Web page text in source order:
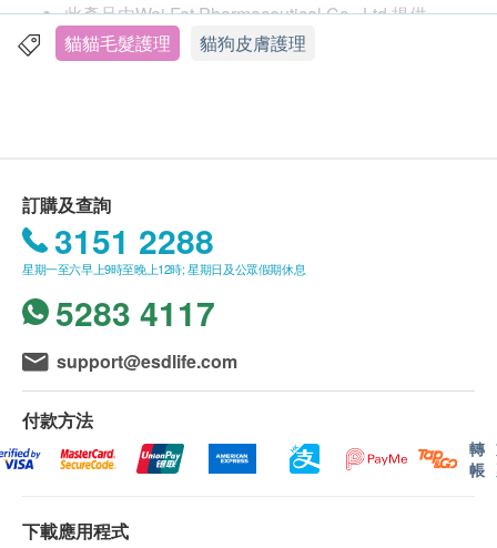
效，可減輕過敏、紅腫和搔癢等常見症狀，同時驅除
跳蚤、蜱、蟎等，亦適用於濕疹、蚊叮蟲咬、皮炎以
上，輕輕塗抹後即能迅速被皮膚吸收，配方溫和，無
西藥成分，不含類固醇、重金屬及抗生素，舔食無
害，寵物可安心使用。
舒緩痕癢紅腫、濕疹、蚊叮蟲咬、皮炎
修復乾裂及輕微刮傷、擦傷
驅除跳蚤、蜱、蟎等
純天然成分，無西藥成分
不含類固醇及重金屬
寵物舔食無害
用法
此產品由Wai Fat Pharmaceutical Co., Ltd.提供。
如有任何爭議，Wai Fat Pharmaceutical Co., Ltd.
HK$30運費。
我們將於確定訂單後3-5個工作天內安排發貨。
不排除運送時間會因節日而有所影響。當八號烈風
訊號懸掛或黑色暴雨警告生效時，送貨服務時間將
會延遲。
所有訂單須視乎相關貨品的供應情況再作最後確
認。倘若健康網購health.ESDlife未能提供任何訂
單上的貨品，健康網購health.ESDlife有權拒絕接
受該訂單，並且會於送貨前透過電話或電郵通知顧
客再作安排。
保用：
貓貓毛髮護理 貓狗皮膚護理
訂購及查詢
3151 2288
星期一至六早上9時至晚上12時; 星期日及公眾假期休息
5283 4117
support@esdlife.com
付款方法
轉
帳
下載應用程式